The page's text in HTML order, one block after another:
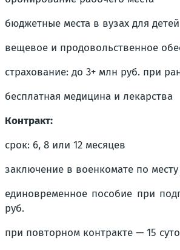
бюджетные места в вузах для детей
вещевое и продовольственное
страхование: до 3+ млн руб. при
бесплатная медицина и лекарства
Контракт:
срок: 6, 8 или 12 месяцев
заключение в военкомате по месту
единовременное пособие при
руб.
при повторном контракте — 15